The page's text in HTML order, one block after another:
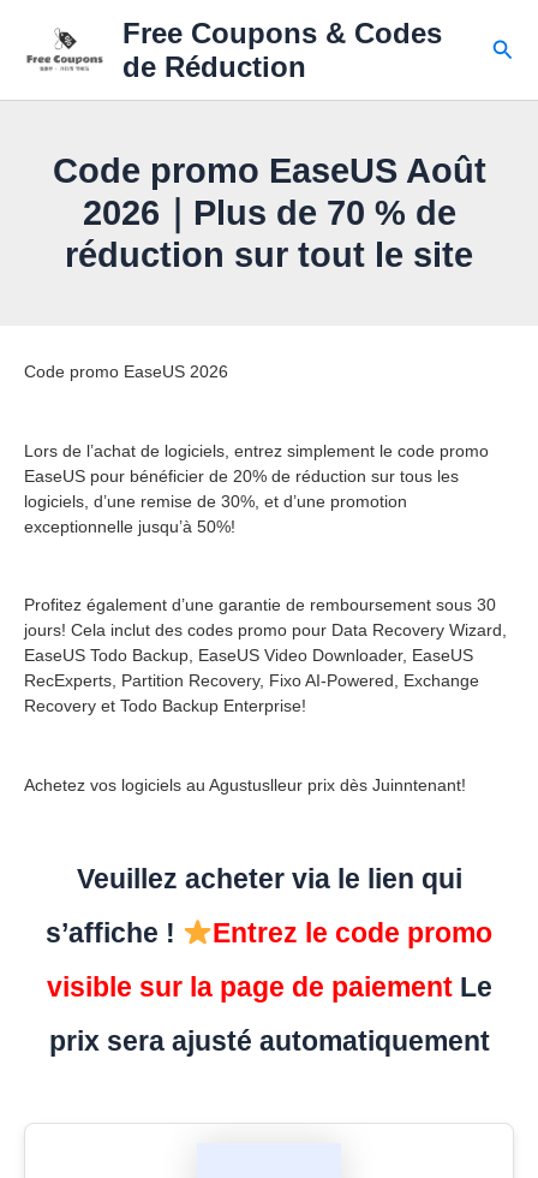
content
Free Coupons & Codes
de Réduction
Code promo EaseUS Août
2026｜Plus de 70 % de
réduction sur tout le site
Code promo EaseUS 2026
Lors de l’achat de logiciels, entrez simplement le code promo
EaseUS pour bénéficier de 20% de réduction sur tous les
logiciels, d’une remise de 30%, et d’une promotion
exceptionnelle jusqu’à 50%!
Profitez également d’une garantie de remboursement sous 30
jours! Cela inclut des codes promo pour Data Recovery Wizard,
EaseUS Todo Backup, EaseUS Video Downloader, EaseUS
RecExperts, Partition Recovery, Fixo AI-Powered, Exchange
Recovery et Todo Backup Enterprise!
Achetez vos logiciels au Agustuslleur prix dès Juinntenant!
Veuillez acheter via le lien qui
s’affiche !
Entrez le code promo
visible sur la page de paiementLe
prix sera ajusté automatiquement